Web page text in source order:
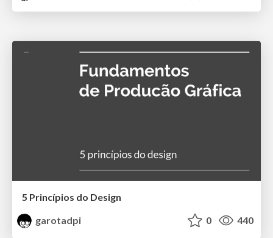
5 Princípios do Design
garotadpi
0 440